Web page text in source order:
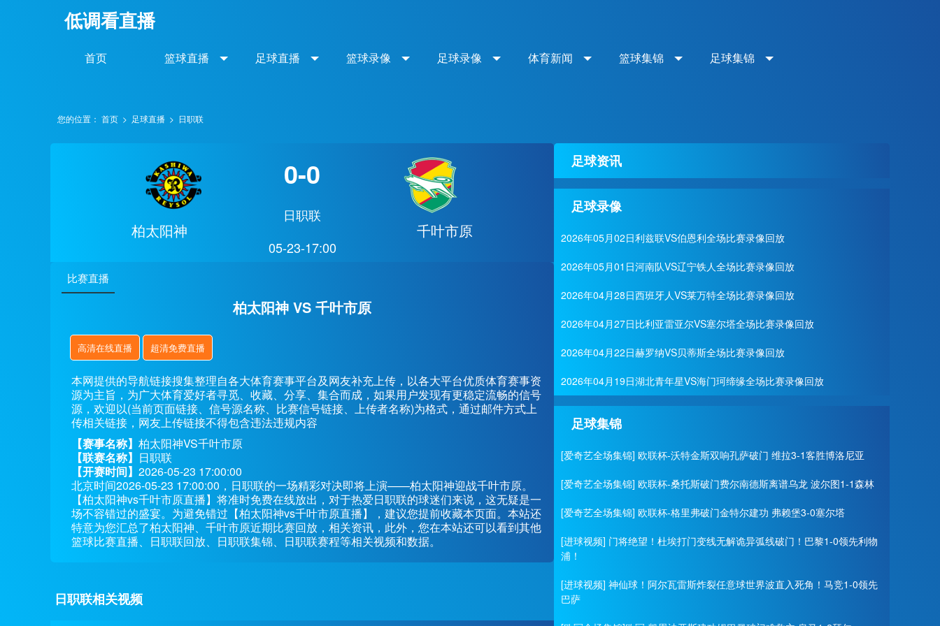
低调看直播
首页 篮球直播 足球直播 篮球录像 足球录像 体育新闻 篮球集锦 足球集锦
您的位置： 首页 > 足球直播 > 日职联
柏太阳神
0-0
日职联
05-23-17:00
千叶市原
比赛直播
柏太阳神 VS 千叶市原
高清在线直播 超清免费直播
本网提供的导航链接搜集整理自各大体育赛事平台及网友补充上传，以各大平台优质体育赛事资
源为主旨，为广大体育爱好者寻觅、收藏、分享、集合而成，如果用户发现有更稳定流畅的信号
源，欢迎以(当前页面链接、信号源名称、比赛信号链接、上传者名称)为格式，通过邮件方式上
传相关链接，网友上传链接不得包含违法违规内容
【赛事名称】 柏太阳神VS千叶市原
【联赛名称】 日职联
【开赛时间】 2026-05-23 17:00:00
北京时间2026-05-23 17:00:00，日职联的一场精彩对决即将上演——柏太阳神迎战千叶市原。
【柏太阳神vs千叶市原直播】将准时免费在线放出，对于热爱日职联的球迷们来说，这无疑是一
场不容错过的盛宴。为避免错过【柏太阳神vs千叶市原直播】，建议您提前收藏本页面。本站还
特意为您汇总了柏太阳神、千叶市原近期比赛回放，相关资讯，此外，您在本站还可以看到其他
篮球比赛直播、日职联回放、日职联集锦、日职联赛程等相关视频和数据。
日职联相关视频
足球资讯
足球录像
2026年05月02日利兹联VS伯恩利全场比赛录像回放
2026年05月01日河南队VS辽宁铁人全场比赛录像回放
2026年04月28日西班牙人VS莱万特全场比赛录像回放
2026年04月27日比利亚雷亚尔VS塞尔塔全场比赛录像回放
2026年04月22日赫罗纳VS贝蒂斯全场比赛录像回放
2026年04月19日湖北青年星VS海门珂缔缘全场比赛录像回放
足球集锦
[爱奇艺全场集锦] 欧联杯-沃特金斯双响孔萨破门 维拉3-1客胜博洛尼亚
[爱奇艺全场集锦] 欧联杯-桑托斯破门费尔南德斯离谱乌龙 波尔图1-1森林
[爱奇艺全场集锦] 欧联杯-格里弗破门金特尔建功 弗赖堡3-0塞尔塔
[进球视频] 门将绝望！杜埃打门变线无解诡异弧线破门！巴黎1-0领先利物
浦！
[进球视频] 神仙球！阿尔瓦雷斯炸裂任意球世界波直入死角！马竞1-0领先
巴萨